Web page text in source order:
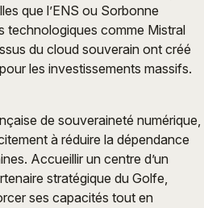
que l’ENS ou Sorbonne
technologiques comme Mistral
du cloud souverain ont créé
les investissements massifs.
de souveraineté numérique,
à réduire la dépendance
Accueillir un centre d’un
stratégique du Golfe,
ses capacités tout en